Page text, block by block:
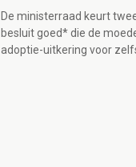
De ministerraad keurt
besluit goed* die de
adoptie-uitkering voor